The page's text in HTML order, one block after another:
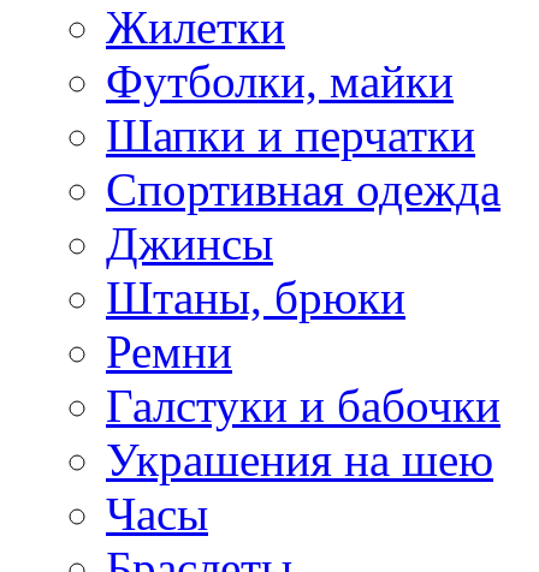
Жилетки
Футболки, майки
Шапки и перчатки
Спортивная одежда
Джинсы
Штаны, брюки
Ремни
Галстуки и бабочки
Украшения на шею
Часы